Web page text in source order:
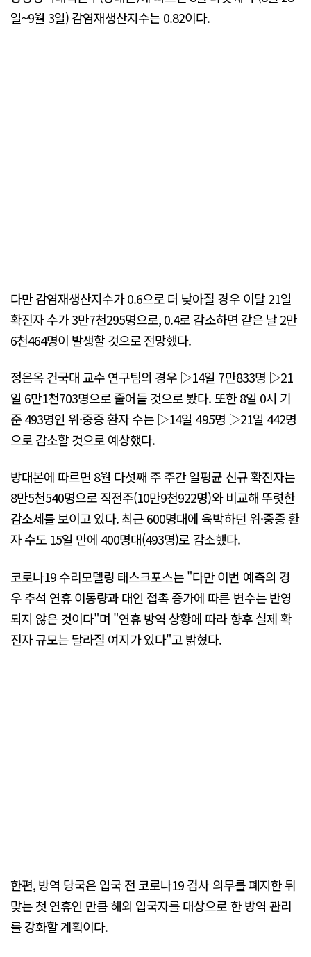
일~9월 3일) 감염재생산지수는 0.82이다.
다만 감염재생산지수가 0.6으로 더 낮아질 경우 이달 21일
확진자 수가 3만7천295명으로, 0.4로 감소하면 같은 날 2만
6천464명이 발생할 것으로 전망했다.
정은옥 건국대 교수 연구팀의 경우 ▷14일 7만833명 ▷21
일 6만1천703명으로 줄어들 것으로 봤다. 또한 8일 0시 기
준 493명인 위·중증 환자 수는 ▷14일 495명 ▷21일 442명
으로 감소할 것으로 예상했다.
방대본에 따르면 8월 다섯째 주 주간 일평균 신규 확진자는
8만5천540명으로 직전주(10만9천922명)와 비교해 뚜렷한
감소세를 보이고 있다. 최근 600명대에 육박하던 위·중증 환
자 수도 15일 만에 400명대(493명)로 감소했다.
코로나19 수리모델링 태스크포스는 "다만 이번 예측의 경
우 추석 연휴 이동량과 대인 접촉 증가에 따른 변수는 반영
되지 않은 것이다"며 "연휴 방역 상황에 따라 향후 실제 확
진자 규모는 달라질 여지가 있다"고 밝혔다.
한편, 방역 당국은 입국 전 코로나19 검사 의무를 폐지한 뒤
맞는 첫 연휴인 만큼 해외 입국자를 대상으로 한 방역 관리
를 강화할 계획이다.